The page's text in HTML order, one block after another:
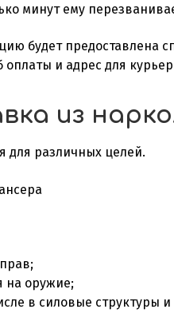
минут ему
будет
и адрес для
из
для различных целей.
на оружие;
в силовые структуры и